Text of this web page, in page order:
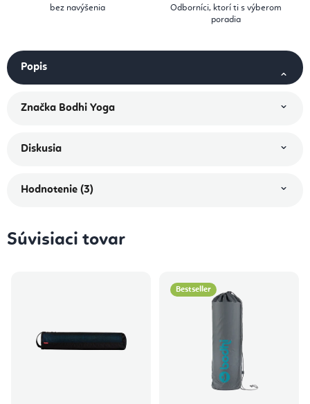
bez navýšenia
Odborníci, ktorí ti s výberom
poradia
Popis
Značka Bodhi Yoga
Diskusia
Hodnotenie (3)
Súvisiaci tovar
Bestseller